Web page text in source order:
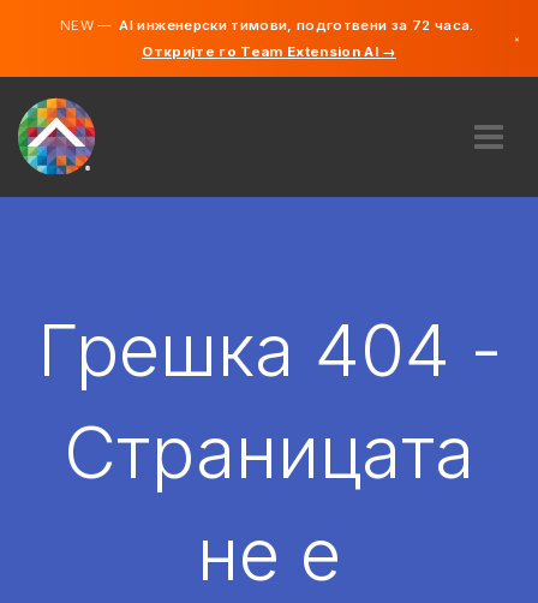
NEW —AI инженерски тимови, подготвени за 72 часа.
Откријте го Team Extension AI →
×
АНГАЖИРАЈ
Грешка 404 -
Страницата
не е